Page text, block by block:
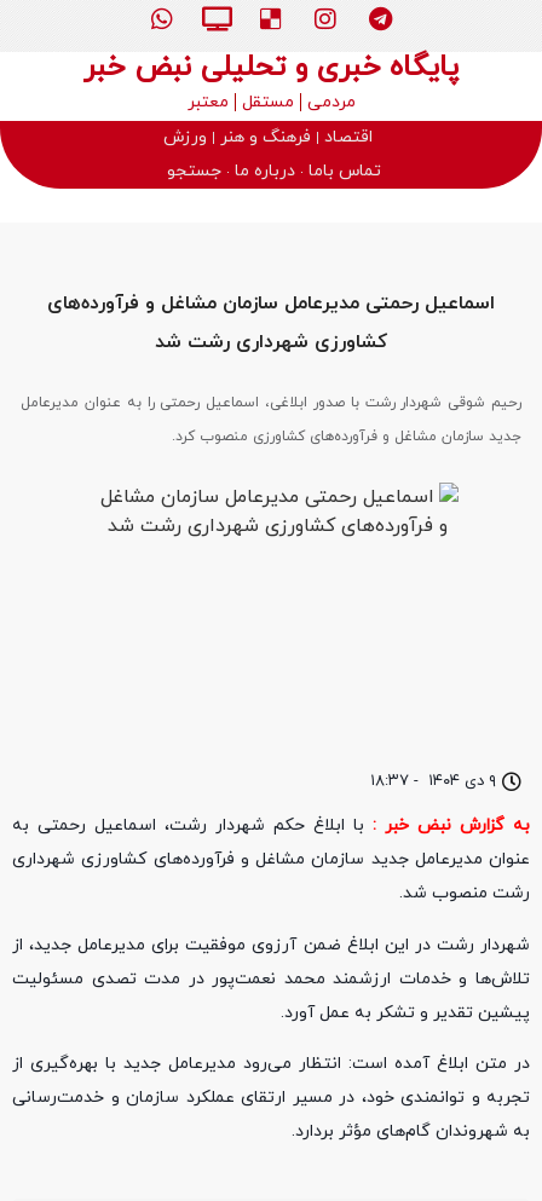
پایگاه خبری و تحلیلی نبض خبر
مردمی مستقل
معتبر
اقتصاد
فرهنگ و هنر
ورزش
تماس باما درباره ما جستجو
۹ دی ۱۴۰۴ - ۱۸:۳۷
اسماعیل رحمتی مدیرعامل سازمان مشاغل و فرآورده‌های
کشاورزی شهرداری رشت شد
رحیم شوقی شهردار رشت با صدور ابلاغی، اسماعیل رحمتی را به عنوان مدیرعامل
جدید سازمان مشاغل و فرآورده‌های کشاورزی منصوب کرد.
به گزارش نبض خبر : با ابلاغ حکم شهردار رشت، اسماعیل رحمتی به
عنوان مدیرعامل جدید سازمان مشاغل و فرآورده‌های کشاورزی شهرداری
رشت منصوب شد.
شهردار رشت در این ابلاغ ضمن آرزوی موفقیت برای مدیرعامل جدید، از
تلاش‌ها و خدمات ارزشمند محمد نعمت‌پور در مدت تصدی مسئولیت
پیشین تقدیر و تشکر به عمل آورد.
در متن ابلاغ آمده است: انتظار می‌رود مدیرعامل جدید با بهره‌گیری از
تجربه و توانمندی خود، در مسیر ارتقای عملکرد سازمان و خدمت‌رسانی
به شهروندان گام‌های مؤثر بردارد.